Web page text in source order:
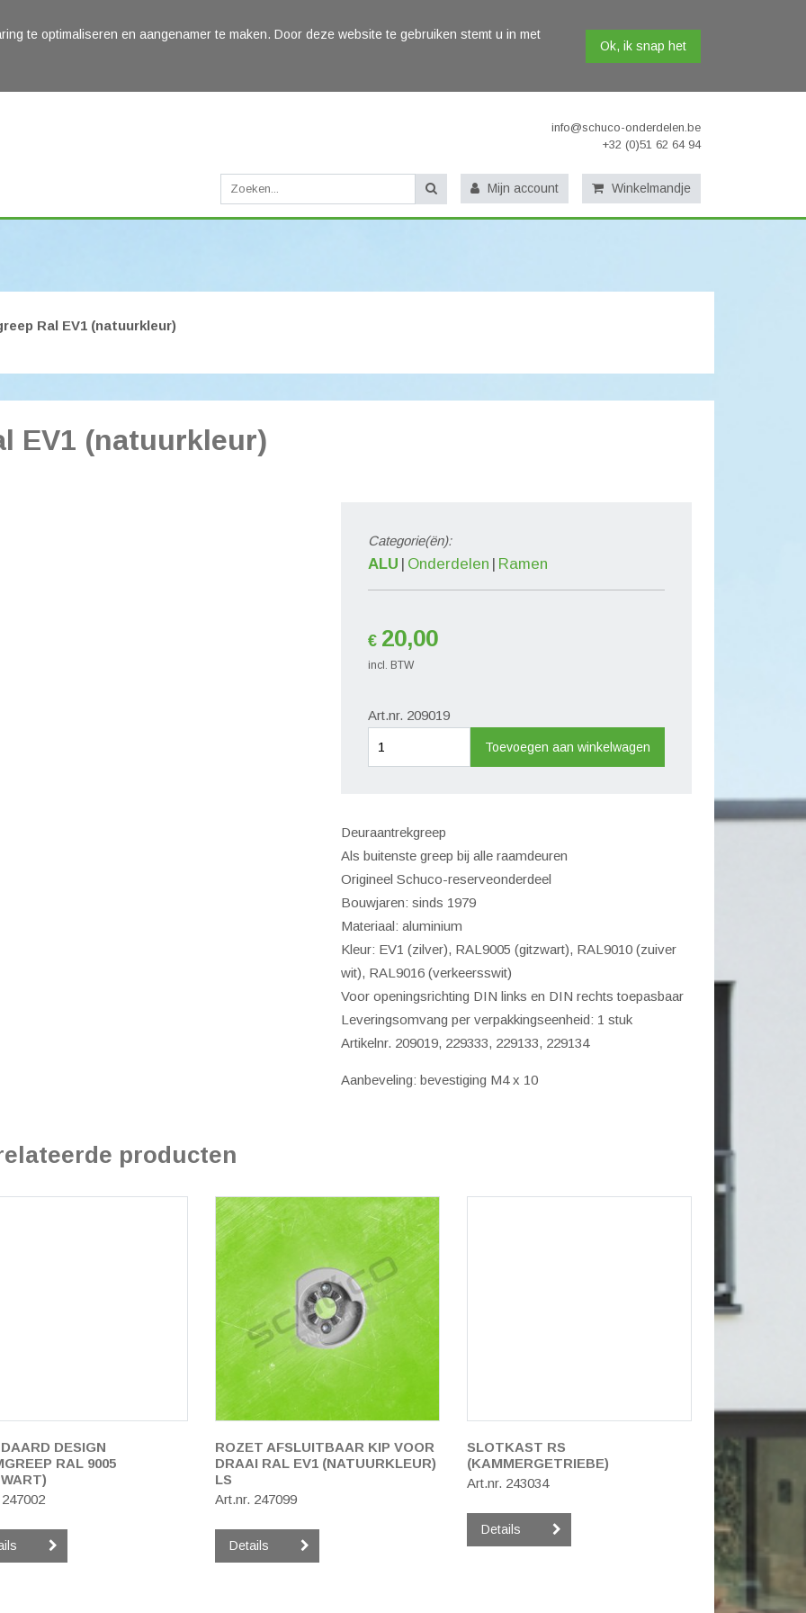
te optimaliseren en aangenamer te maken. Door deze website te gebruiken stemt u in met
Ok, ik snap het
info@schuco-onderdelen.be
+32 (0)51 62 64 94
Mijn account Winkelmandje
Ral EV1 (natuurkleur)
EV1 (natuurkleur)
Categorie(ën):
ALU Onderdelen Ramen
€ 20,00
incl. BTW
Art.nr. 209019
aantal
Toevoegen aan winkelwagen
Deuraantrekgreep
Als buitenste greep bij alle raamdeuren
Origineel Schuco-reserveonderdeel
Bouwjaren: sinds 1979
Materiaal: aluminium
Kleur: EV1 (zilver), RAL9005 (gitzwart), RAL9010 (zuiver
wit), RAL9016 (verkeersswit)
Voor openingsrichting DIN links en DIN rechts toepasbaar
Leveringsomvang per verpakkingseenheid: 1 stuk
Artikelnr. 209019, 229333, 229133, 229134
Aanbeveling: bevestiging M4 x 10
producten
DESIGN
RAL 9005
ROZET AFSLUITBAAR KIP VOOR
DRAAI RAL EV1 (NATUURKLEUR)
LS
Art.nr. 247099
Details
SLOTKAST RS
(KAMMERGETRIEBE)
Art.nr. 243034
Details